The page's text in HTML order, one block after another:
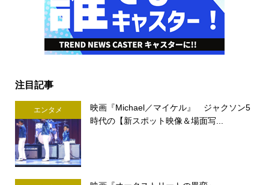
注目記事
エンタメ
映画『Michael／マイケル』 ジャクソン5
時代の【新スポット映像＆場面写...